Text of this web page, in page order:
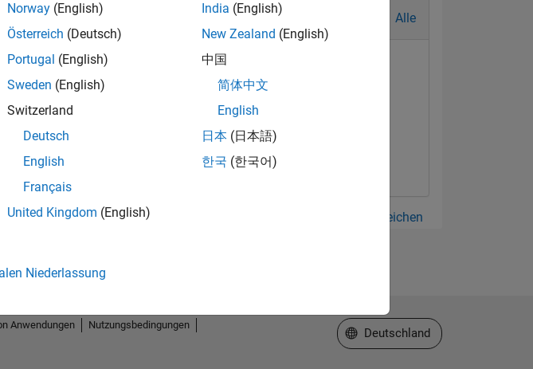
Alle
Alle anzeigen Abzeichen
Norway (English)
Österreich (Deutsch)
Portugal (English)
Sweden (English)
Switzerland
Deutsch
English
Français
United Kingdom (English)
India (English)
New Zealand (English)
中国
简体中文
English
日本 (日本語)
한국 (한국어)
Niederlassung
Anwendungen
Nutzungsbedingungen
Website auswählen
Deutschland